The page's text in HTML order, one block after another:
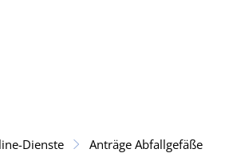
Dienste Anträge Abfallgefäße